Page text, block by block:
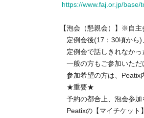
https://www.faj.or.jp/base/
【泡会（懇親会）】※自
定例会後(17：30頃から)
定例会で話しきれなかっ
一般の方もご参加いただ
参加希望の方は、Peatix
★重要★
予約の都合上、泡会参加
Peatixの【マイチケット